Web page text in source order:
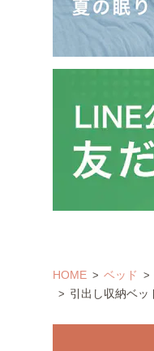
HOME ベッド
引出し収納ベッ